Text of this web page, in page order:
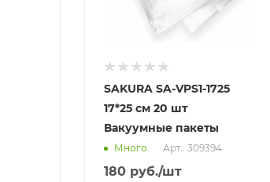
SAKURA SA-VPS1-1725
17*25 см 20 шт
Вакуумные пакеты
Много Арт.: 309394
180 руб./шт